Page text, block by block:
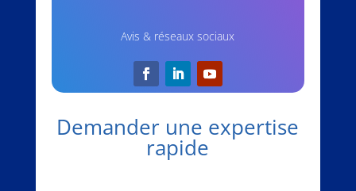
Avis & réseaux sociaux
Demander une expertise
rapide